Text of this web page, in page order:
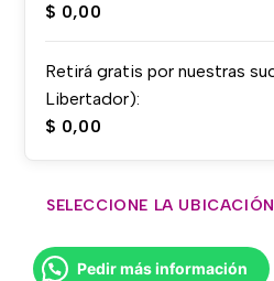
$ 0,00
Retirá gratis por nuestras
Libertador):
$ 0,00
SELECCIONE LA
Pedir más información